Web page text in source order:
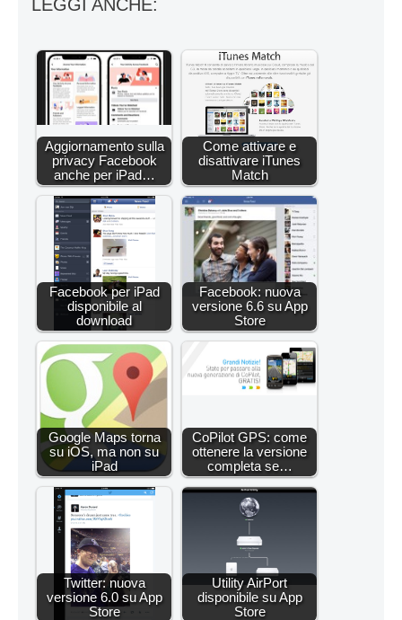
LEGGI ANCHE:
Aggiornamento sulla
privacy Facebook
anche per iPad…
Come attivare e
disattivare iTunes
Match
Facebook per iPad
disponibile al
download
Facebook: nuova
versione 6.6 su App
Store
Google Maps torna
su iOS, ma non su
iPad
CoPilot GPS: come
ottenere la versione
completa se…
Twitter: nuova
versione 6.0 su App
Store
Utility AirPort
disponibile su App
Store